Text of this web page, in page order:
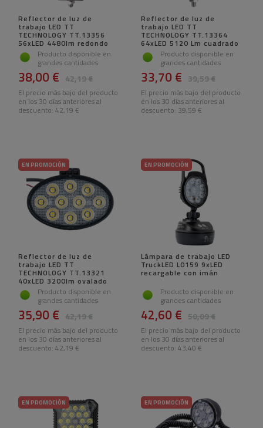
Reflector de luz de
trabajo LED TT
TECHNOLOGY TT.13356
56xLED 4480lm redondo
Producto disponible en
grandes cantidades
42,19 €
38,00 €
El precio más bajo del producto
en los 30 días anteriores al
descuento: 42,19 €
Reflector de luz de
trabajo LED TT
TECHNOLOGY TT.13364
64xLED 5120 Lm cuadrado
Producto disponible en
grandes cantidades
39,59 €
33,70 €
El precio más bajo del producto
en los 30 días anteriores al
descuento: 39,59 €
EN PROMOCIÓN
Reflector de luz de
trabajo LED TT
TECHNOLOGY TT.13321
40xLED 3200lm ovalado
Producto disponible en
grandes cantidades
42,19 €
35,90 €
El precio más bajo del producto
en los 30 días anteriores al
descuento: 42,19 €
EN PROMOCIÓN
Lámpara de trabajo LED
TruckLED L0159 9xLED
recargable con imán
Producto disponible en
grandes cantidades
50,09 €
42,60 €
El precio más bajo del producto
en los 30 días anteriores al
descuento: 43,40 €
EN PROMOCIÓN EN PROMOCIÓN